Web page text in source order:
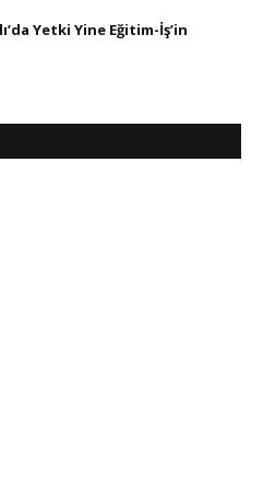
Yetki Yine Eğitim-İş’in